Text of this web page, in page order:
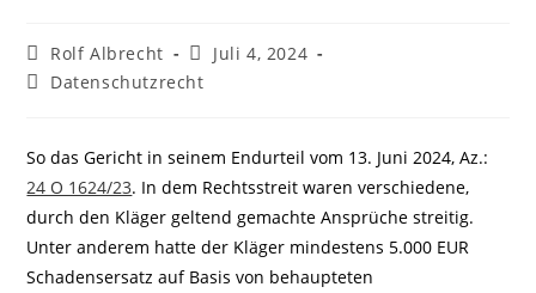
Beitrags-
Autor:
Rolf Albrecht
Beitrag
veröffentlicht:
Juli 4, 2024
Beitrags-
Datenschutzrecht
So das Gericht in seinem Endurteil vom 13. Juni 2024, Az.:
24 O 1624/23. In dem Rechtsstreit waren verschiedene,
durch den Kläger geltend gemachte Ansprüche streitig.
Unter anderem hatte der Kläger mindestens 5.000 EUR
Schadensersatz auf Basis von behaupteten